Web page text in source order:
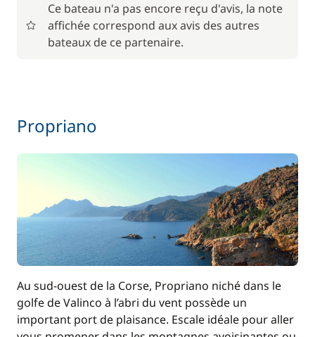
Ce bateau n'a pas encore reçu d'avis, la note
affichée correspond aux avis des autres
bateaux de ce partenaire.
Propriano
Au sud-ouest de la Corse, Propriano niché dans le
golfe de Valinco à l’abri du vent possède un
important port de plaisance. Escale idéale pour aller